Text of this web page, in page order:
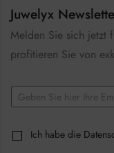
Juwelyx
Melden Sie sich jetzt
profitieren Sie von
E
m
lm
C
h
Ich habe die